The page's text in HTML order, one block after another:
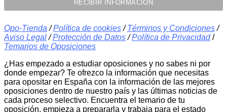
Opo-Tienda /Política de cookies/Términos y Condiciones/
Aviso Legal/Protección de Datos/Política de Privacidad /
Temarios de Oposiciones
¿Has empezado a estudiar oposiciones y no sabes ni por
donde empezar? Te ofrezco la información que necesitas
para opositar en España con la información de las mejores
oposiciones dentro de nuestro país y las últimas noticias de
cada proceso selectivo. Encuentra el temario de tu
oposición, empieza a prepararla y trabaja para el estado